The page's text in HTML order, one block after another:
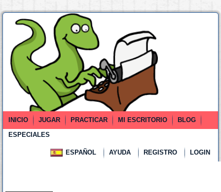
INICIO JUGAR PRACTICAR MI ESCRITORIO
BLOG
ESPECIALES
ESPAÑOL AYUDA REGISTRO LOGIN